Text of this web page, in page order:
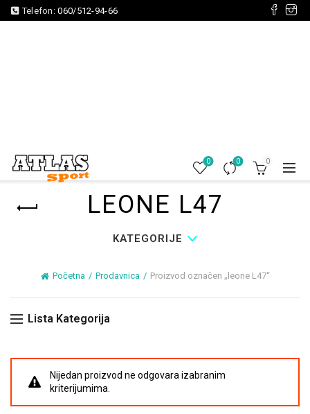
Telefon:060/512-94-66
0 0 0
LEONE L47
KATEGORIJE
Početna Prodavnica Proizvod označen „leone L47“
Lista Kategorija
Nijedan proizvod ne odgovara izabranim
kriterijumima.